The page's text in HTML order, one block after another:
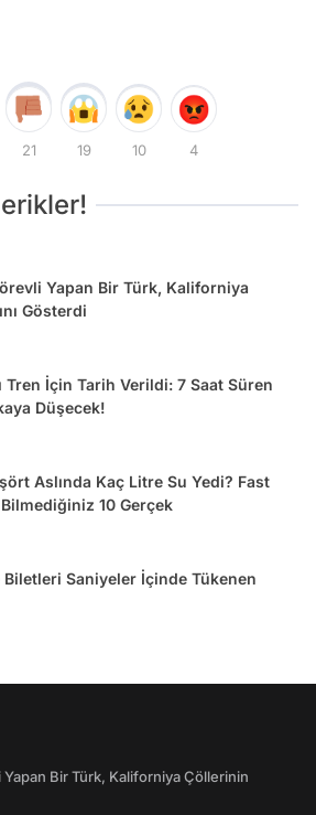
21 19 10 4
Yapan Bir Türk, Kaliforniya
Gösterdi
Tren İçin Tarih Verildi: 7 Saat Süren
Düşecek!
Aslında Kaç Litre Su Yedi? Fast
10 Gerçek
Saniyeler İçinde Tükenen
Bir Türk, Kaliforniya Çöllerinin